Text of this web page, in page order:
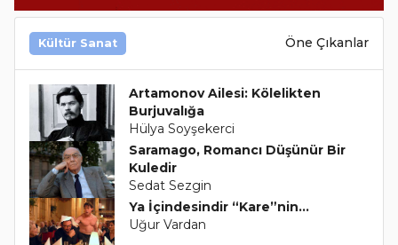
Kültür Sanat Öne Çıkanlar
Artamonov Ailesi: Kölelikten
Burjuvalığa
Hülya Soyşekerci
Saramago, Romancı Düşünür Bir
Kuledir
Sedat Sezgin
Ya İçindesindir “Kare”nin...
Uğur Vardan